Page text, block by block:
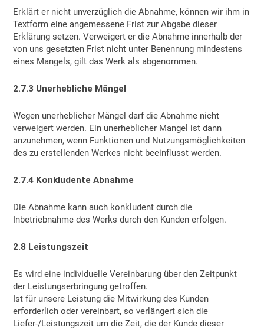
Erklärt er nicht unverzüglich die Abnahme, können wir ihm in
Textform eine angemessene Frist zur Abgabe dieser
Erklärung setzen. Verweigert er die Abnahme innerhalb der
von uns gesetzten Frist nicht unter Benennung mindestens
eines Mangels, gilt das Werk als abgenommen.
2.7.3 Unerhebliche Mängel
Wegen unerheblicher Mängel darf die Abnahme nicht
verweigert werden. Ein unerheblicher Mangel ist dann
anzunehmen, wenn Funktionen und Nutzungsmöglichkeiten
des zu erstellenden Werkes nicht beeinflusst werden.
2.7.4 Konkludente Abnahme
Die Abnahme kann auch konkludent durch die
Inbetriebnahme des Werks durch den Kunden erfolgen.
2.8 Leistungszeit
Es wird eine individuelle Vereinbarung über den Zeitpunkt
der Leistungserbringung getroffen.
Ist für unsere Leistung die Mitwirkung des Kunden
erforderlich oder vereinbart, so verlängert sich die
Liefer-/Leistungszeit um die Zeit, die der Kunde dieser